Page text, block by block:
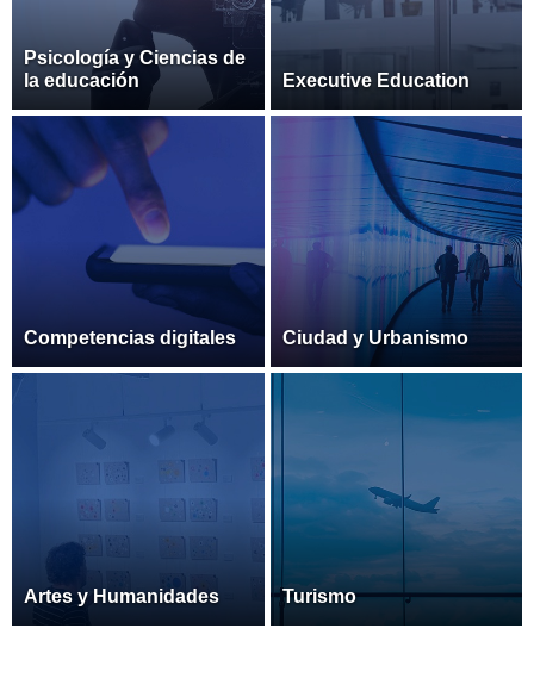
Psicología y Ciencias de
la educación
Executive Education
Competencias digitales Ciudad y Urbanismo
Artes y Humanidades Turismo